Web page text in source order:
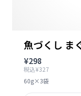
魚づくし ま
¥298
税込¥327
60g×3袋